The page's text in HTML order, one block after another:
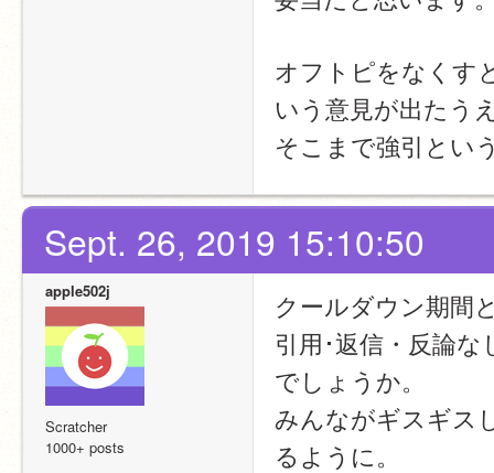
オフトピをなくす
いう意見が出たう
そこまで強引とい
Sept. 26, 2019 15:10:50
apple502j
Scratcher
1000+ posts
クールダウン期間
引用･返信・反論
でしょうか。
みんながギスギス
るように。